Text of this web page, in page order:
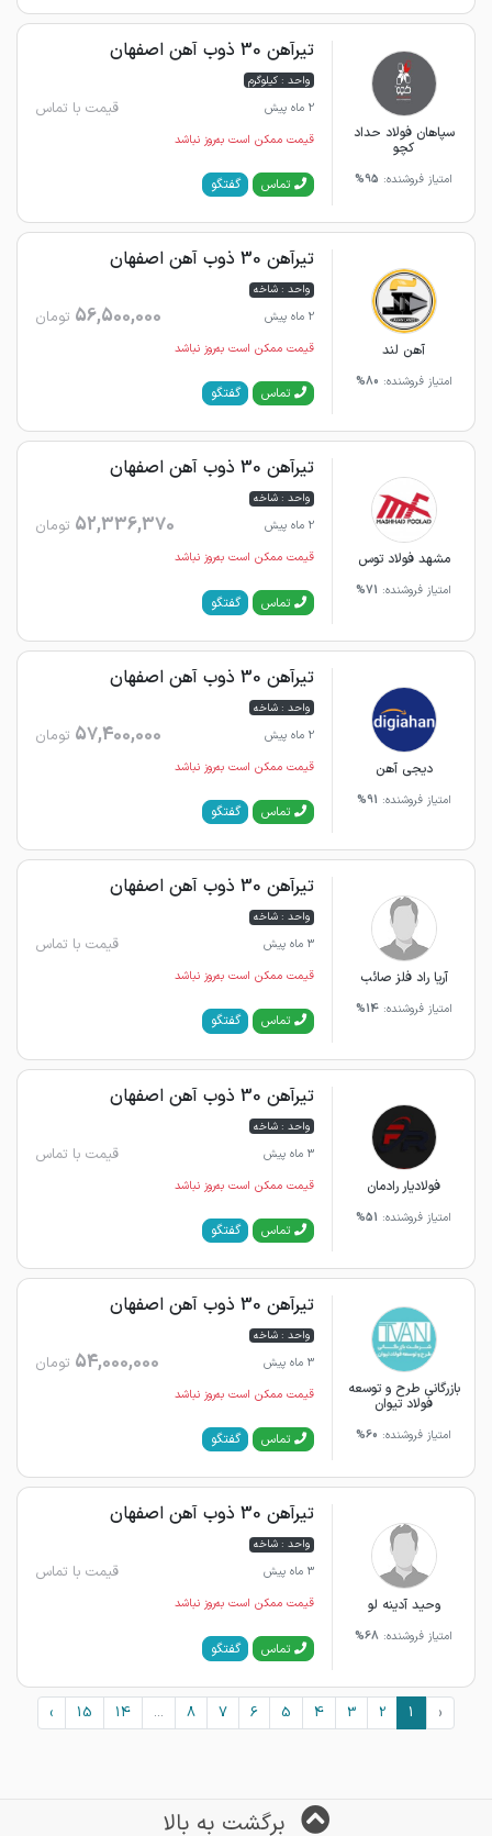
سپاهان فولاد حداد
کچو
امتیاز فروشنده: 95%
تیرآهن 30 ذوب آهن اصفهان
واحد : کیلوگرم
2 ماه پیش
قیمت با تماس
قیمت ممکن است به‌روز نباشد
تماس گفتگو
آهن لند
امتیاز فروشنده: 80%
تیرآهن 30 ذوب آهن اصفهان
واحد : شاخه
2 ماه پیش
56,500,000 تومان
قیمت ممکن است به‌روز نباشد
تماس گفتگو
مشهد فولاد توس
امتیاز فروشنده: 71%
تیرآهن 30 ذوب آهن اصفهان
واحد : شاخه
2 ماه پیش
52,336,370 تومان
قیمت ممکن است به‌روز نباشد
تماس گفتگو
دیجی آهن
امتیاز فروشنده: 91%
تیرآهن 30 ذوب آهن اصفهان
واحد : شاخه
2 ماه پیش
57,400,000 تومان
قیمت ممکن است به‌روز نباشد
تماس گفتگو
آریا راد فلز صائب
امتیاز فروشنده:14%
تیرآهن 30 ذوب آهن اصفهان
واحد : شاخه
3 ماه پیش
قیمت با تماس
قیمت ممکن است به‌روز نباشد
تماس گفتگو
فولادیار رادمان
امتیاز فروشنده: 51%
تیرآهن 30 ذوب آهن اصفهان
واحد : شاخه
3 ماه پیش
قیمت با تماس
قیمت ممکن است به‌روز نباشد
تماس گفتگو
بازرگانی طرح و توسعه
فولاد تیوان
امتیاز فروشنده: 60%
تیرآهن 30 ذوب آهن اصفهان
واحد : شاخه
3 ماه پیش
54,000,000 تومان
قیمت ممکن است به‌روز نباشد
تماس گفتگو
وحید آدینه لو
امتیاز فروشنده: 68%
تیرآهن 30 ذوب آهن اصفهان
واحد : شاخه
3 ماه پیش
قیمت با تماس
قیمت ممکن است به‌روز نباشد
تماس گفتگو
‹
1
2
3
4
5
6
7
8
...
14
15
›
برگشت به بالا